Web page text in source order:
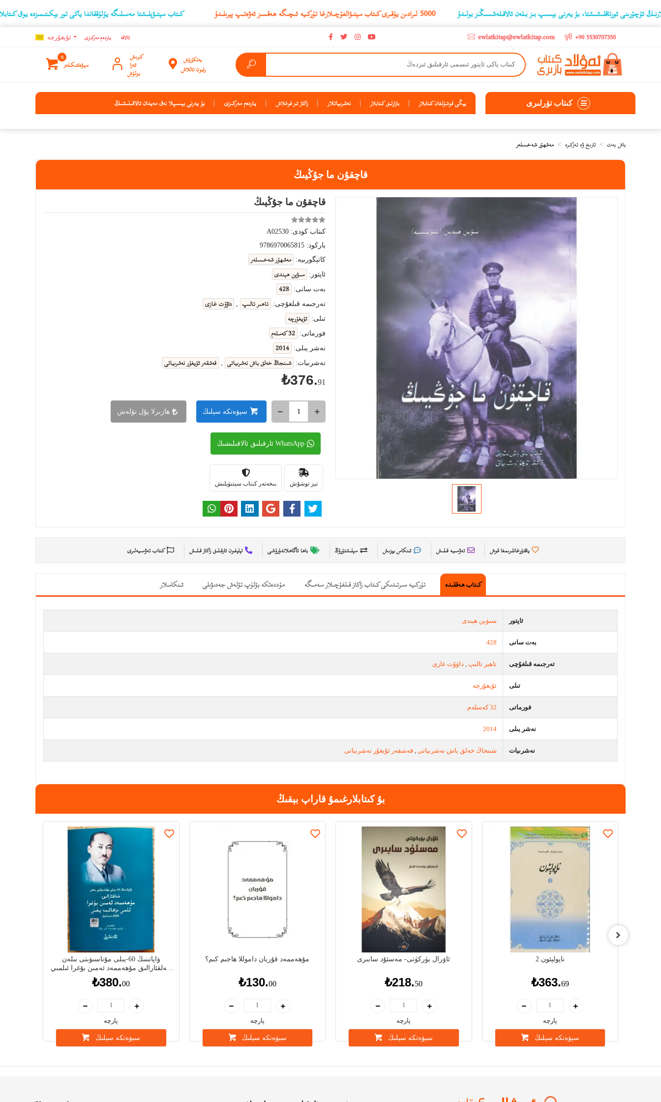
كىتاب سېتىۋېلىشتا مەسىلىگە يۇلۇققاندا ياكى تور بېكىتىمىزدە يوق كىتابلارنىڭ ‫5000 لىرادىن يۇقىرى كىتاب سېتىۋالغۇچىلارغا تۈركىيە ئىچىگە ھەقسىز ئەۋەتىپ ېېرىلىدۇ ئورتاقلىشىشتا، بۇ يەرنى بېسىپ بىز بىلەن ئالاقىلەشسىڭىز بولىدۇ
+90 5530707350
ewlatkitap@ewlatkitap.com ئۇيغۇرچه ياردەم مەركىزى ئالاقە
يەتكۈزۈش
رايون تاللاش
كىرىش
ئەزا
بولۇش
0
سېۋەتتىكىلەر
كىتاب تۈرلىرى يېڭى قوشۇلغان كىتابلار بازارلىق كىتابلار نەشرىياتلار زاكاز ئىز قوغلاش ياردەم مەركىزى بۇ يەرنى بېسىپلا نەق مەيدان ئالاقىلىشىڭ
باش بەت تارىخ ۋە تەزكىرە مەشھۇر شەخىسلەر
قاچقۇن ما جۇڭيىڭ
قاچقۇن ما جۇڭيىڭ
كىتاب كودى: A02530
باركود: 9786970065815
كاتېگورىيە:
مەشھۇر شەخىسلەر
ئاپتور: سىۋېن ھېندى
بەت سانى: 428
تەرجىمە قىلغۇچى: تاھىر تالىپ , داۋۇت غازى
تىلى: ئۇيغۇرچە
فورماتى: 32 كەسلەم
نەشر يىلى: 2014
نەشرىيات: شىنجاڭ خەلق باش نەشرىياتى , قەشقەر ئۇيغۇر نەشرىياتى
₺376.91
سېۋەتكە سېلىڭ ھازىرلا پۇل تۆلەش
WhatsApp ئارقىلىق ئالاقىلىشىڭ
تېز توشۇش بىخەتەر كىتاب سېتىۋېلىش
ياقتۇرغانلىرىمغا قوش تەۋسىيە قىلىش ئىنكاس يېزىش سېلىشتۇرۇڭ باھا ئاگاھلاندۇرۇشى تېلېفون ئارقىلىق زاكاز قىلىش كىتاب تەۋسىيەلىرى
كىتاب ھەققىدە تۈركىيە سىرتىدىكى كىتاب زاكاز قىلغۇچىلار سەمىگە مۇددەتكە بۆلۈپ تۆلەش جەدىۋىلى ئىنكاسلار
ئاپتور سىۋېن ھېندى
بەت سانى 428
تەرجىمە قىلغۇچى تاھىر تالىپ , داۋۇت غازى
تىلى ئۇيغۇرچە
فورماتى 32 كەسلەم
نەشر يىلى 2014
نەشرىيات شىنجاڭ خەلق باش نەشرىياتى , قەشقەر ئۇيغۇر نەشرىياتى
بۇ كىتابلارغىمۇ قاراپ بېقىڭ
ۋاپاتىنىڭ 60-يىلى مۇناسىۋىتى بىلەن
خەلقئارالىق مۇھەممەد ئەمىن بۇغرا ئىلمىي
مۇھاكىمە يىغىنى_ماقالىلەر توپلىمى
₺380.00
پارچە
سېۋەتكە سېلىڭ
مۇھەممەد قۇربان داموللا ھاجىم كىم؟
₺130.00
پارچە
سېۋەتكە سېلىڭ
ئاۋرال بۈركۈتى- مەسئۇد سابىرى
₺218.50
پارچە
سېۋەتكە سېلىڭ
ناپولېئون 2
₺363.69
پارچە
سېۋەتكە سېلىڭ